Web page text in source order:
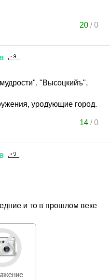
20 /0
"Высоцкийъ",
уродующие город.
14 /0
и то в прошлом веке